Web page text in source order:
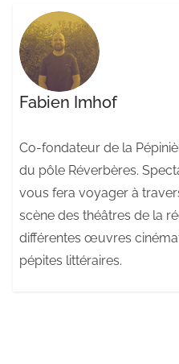
Fabien Imhof
Co-fondateur de la
du pôle Réverbères.
vous fera voyager à
scène des théâtres de la
différentes œuvres
pépites littéraires.